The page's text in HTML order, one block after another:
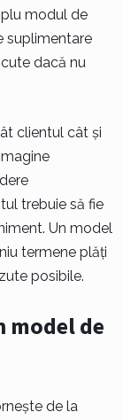
modul de
suplimentare
dacă nu
clientul cât și
trebuie să fie
Un model
termene plăți
posibile.
model de
de la